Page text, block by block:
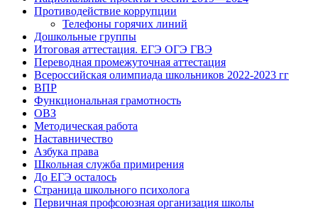
Противодействие коррупции
Телефоны горячих линий
Дошкольные группы
Итоговая аттестация. ЕГЭ ОГЭ ГВЭ
Переводная промежуточная аттестация
Всероссийская олимпиада школьников 2022-2023 гг
ВПР
Функциональная грамотность
ОВЗ
Методическая работа
Наставничество
Азбука права
Школьная служба примирения
До ЕГЭ осталось
Страница школьного психолога
Первичная профсоюзная организация школы